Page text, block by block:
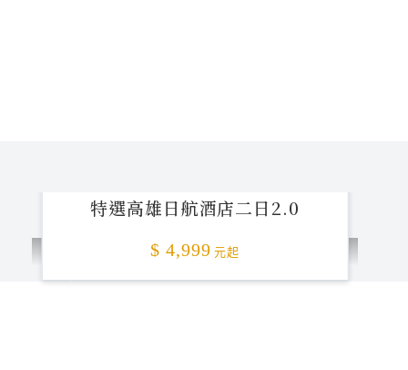
特選高雄日航酒店二日2.0
$ 4,999 元起